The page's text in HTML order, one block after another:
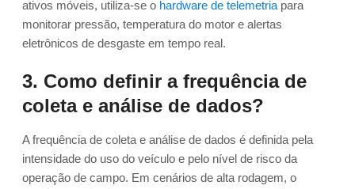
ativos móveis, utiliza-se o hardware de telemetria para
monitorar pressão, temperatura do motor e alertas
eletrônicos de desgaste em tempo real.
3. Como definir a frequência de
coleta e análise de dados?
A frequência de coleta e análise de dados é definida pela
intensidade do uso do veículo e pelo nível de risco da
operação de campo. Em cenários de alta rodagem, o